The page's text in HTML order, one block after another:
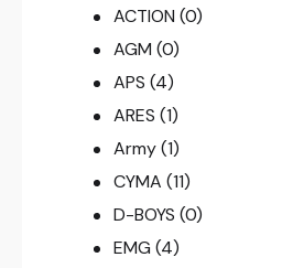
ACTION (0)
AGM (0)
APS (4)
ARES (1)
Army (1)
CYMA (11)
D-BOYS (0)
EMG (4)